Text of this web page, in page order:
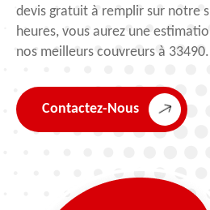
devis gratuit à remplir sur notre
heures, vous aurez une
nos meilleurs couvreurs à 33490.
Contactez-Nous